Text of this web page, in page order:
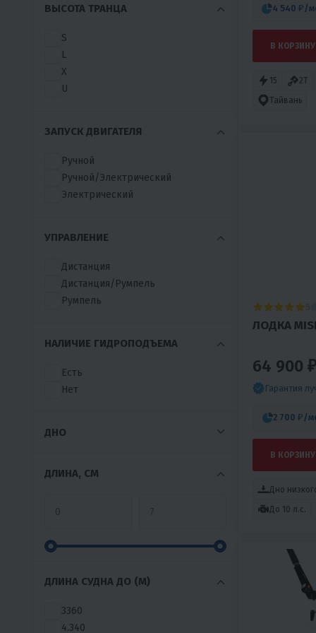
HANGKAI
HDX
HIDEA
HONDA
HUNTERBOAT
HYDRA
IBOARD
INDIANA
ISEA
JOBE
JS
MARCOBOATS
MERCURY
ORCA
PATRIOT
RIVERBOATS
ВЫСОТА ТРАНЦА
S
L
X
U
ЗАПУСК ДВИГАТЕЛЯ
Ручной
Ручной/Электрический
Электрический
УПРАВЛЕНИЕ
Дистанция
Дистанция/Румпель
Румпель
НАЛИЧИЕ ГИДРОПОДЪЕМА
Есть
Нет
ДНО
ДЛИНА, СМ
ДЛИНА СУДНА ДО (М)
3360
4.340
4 540 ₽ /
В КОРЗИНУ
15 2T
Тайвань
ЛОДКА
64 900 ₽
Гарантия
2 700 ₽ /
В КОРЗИНУ
Дно
До 10 л.с.